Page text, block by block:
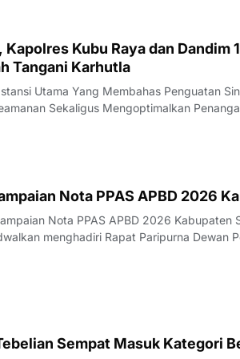
Kubu Raya dan Dandim
Tangani Karhutla
Utama Yang Membahas Penguatan
Sekaligus Mengoptimalkan
lahan (karhutla) masih menjadi pekerjaan
Nota PPAS APBD 2026
Nota PPAS APBD 2026 Kabupaten
menghadiri Rapat Paripurna Dewan
dengan agenda penyampaian Nota
Sempat Masuk Kategori